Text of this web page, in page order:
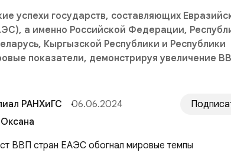
успехи государств, составляющих
а именно Российской Федерации,
Кыргызской Республики и Республики
показатели, демонстрируя увеличение
РАНХиГС 06.06.2024